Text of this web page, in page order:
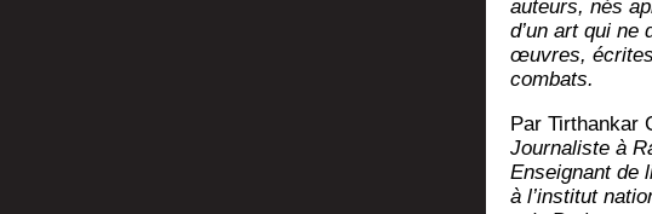
auteurs, nés
d’un art qui ne
œuvres, écrites
combats.
Par Tir­than­kar
Jour­na­liste à
Ensei­gnant de
à l’institut